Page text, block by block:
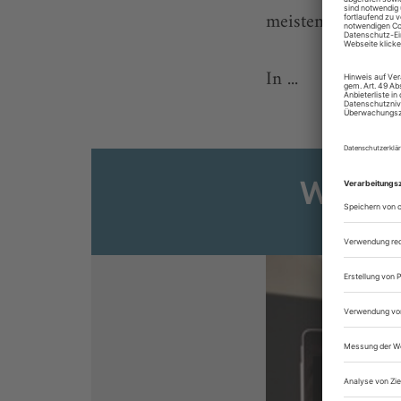
meistens.
In ...